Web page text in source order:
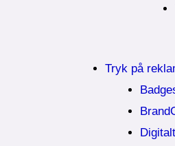
Tryk på